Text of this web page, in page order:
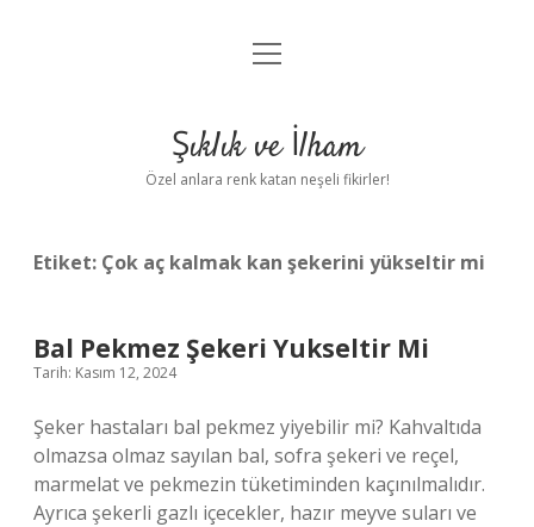
Anasayfa
Yasal Uyarı
menüyü
Şıklık ve İlham
Özel anlara renk katan neşeli fikirler!
Etiket: Çok aç kalmak kan şekerini yükseltir mi
Bal Pekmez Şekeri Yukseltir Mi
Tarih: Kasım 12, 2024
Şeker hastaları bal pekmez yiyebilir mi? Kahvaltıda
olmazsa olmaz sayılan bal, sofra şekeri ve reçel,
marmelat ve pekmezin tüketiminden kaçınılmalıdır.
Ayrıca şekerli gazlı içecekler, hazır meyve suları ve